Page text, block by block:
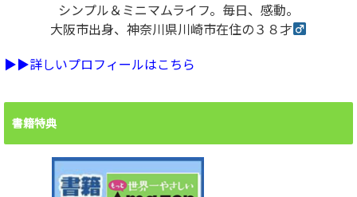
シンプル＆ミニマムライフ。毎日、感動。
大阪市出身、神奈川県川崎市在住の３８才
▶︎▶︎詳しいプロフィールはこちら
書籍特典